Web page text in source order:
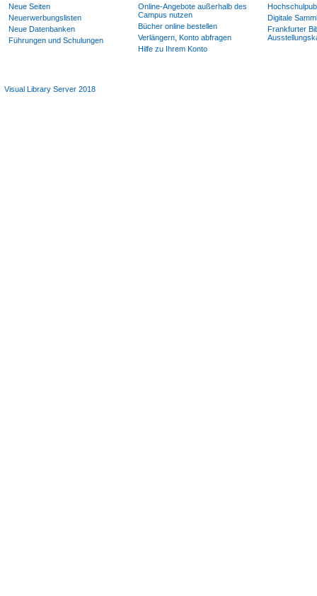
Neue Seiten
Neuerwerbungslisten
Neue Datenbanken
Führungen und Schulungen
Online-Angebote außerhalb des
Campus nutzen
Bücher online bestellen
Verlängern, Konto abfragen
Hilfe zu Ihrem Konto
Digitale
Frankfurter
Visual Library Server 2018